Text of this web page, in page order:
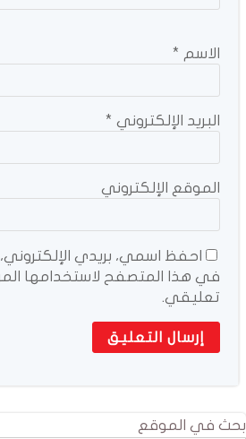
الاسم *
البريد الإلكتروني *
الموقع الإلكتروني
احفظ اسمي، بريدي
في هذا المتصفح لاستخدامها
تعليقي.
بحث في الموقع